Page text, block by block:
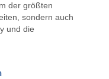
der größten
sondern auch
und die